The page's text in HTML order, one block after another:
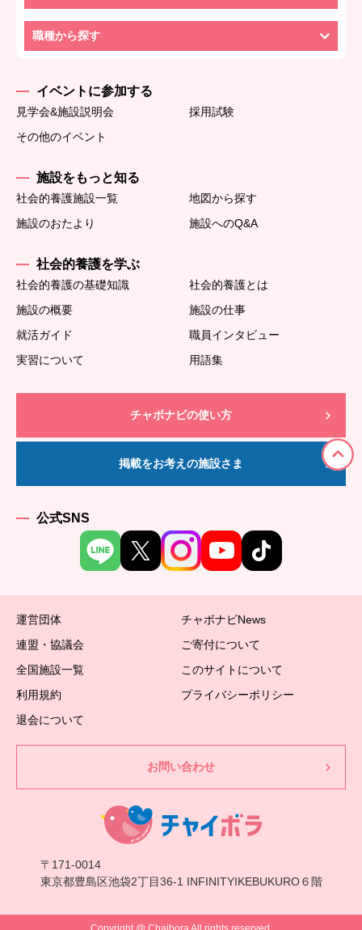
職種から探す
イベントに参加する
見学会&施設説明会
採用試験
その他のイベント
施設をもっと知る
社会的養護施設一覧
地図から探す
施設のおたより
施設へのQ&A
社会的養護を学ぶ
社会的養護の基礎知識
社会的養護とは
施設の概要
施設の仕事
就活ガイド
職員インタビュー
実習について
用語集
チャボナビの使い方
掲載をお考えの施設さま
公式SNS
運営団体
チャボナビNews
連盟・協議会
ご寄付について
全国施設一覧
このサイトについて
利用規約
プライバシーポリシー
退会について
お問い合わせ
〒171-0014
東京都豊島区池袋2丁目36-1 INFINITYIKEBUKURO６階